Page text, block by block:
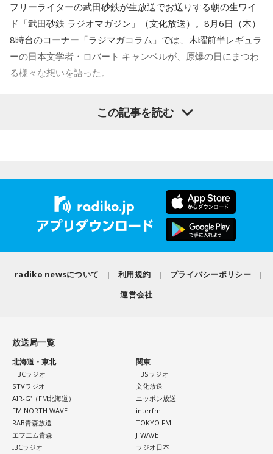
■番組名： 『ボートレースライブ プレミアムGⅠ 第40回レデ
ィースチャンピオン優勝戦 実況中継』
■放送日時： 2026年8月11日（火・祝） 午後4時30分～5時
00分
その他ネット各局 ： 午後4時30分～4時55分
■ゲスト： 原田かおり（KRYラジオパーソナリティ）
フリーライターの武田砂鉄が生放送でお送りする朝の生ワイ
ド「武田砂鉄 ラジオマガジン」（文化放送）。8月6日（木）
8時台のコーナー「ラジマガコラム」では、木曜前半レギュラ
ーの日本文学者・ロバート キャンベルが、原爆の日にまつわ
る様々な想いを語った。
「今、広島では81回目の平和記念式典が
行われていまして、ちょうど今高市総理が就任後、初めての
れが、これから堅持をするのか、それがどういうことなのか
という言及が
なかったようです」
「8時15分に1分間の黙祷がありました。この黙祷
私たちは『1分』という時間が、わりと共有されているわけで
すけれども、世界では、例えば私が育ったアメリカでは
『Moment of Silence』というふうに言われていて、時間が
決められていないんです。30秒だったり40秒だったりという
ことですし、その『Moment of Silence』は実は『Moment
of Prayer』、祈りの瞬間と
いうところから発展しているということがあります。
この記事を読む
radiko newsについて 利用規約
プライバシーポリシー
運営会社
放送局一覧
北海道・東北
HBCラジオ
STVラジオ
AIR-G'（FM北海道）
FM NORTH WAVE
RAB青森放送
エフエム青森
IBCラジオ
関東
TBSラジオ
文化放送
ニッポン放送
interfm
TOKYO FM
J-WAVE
ラジオ日本